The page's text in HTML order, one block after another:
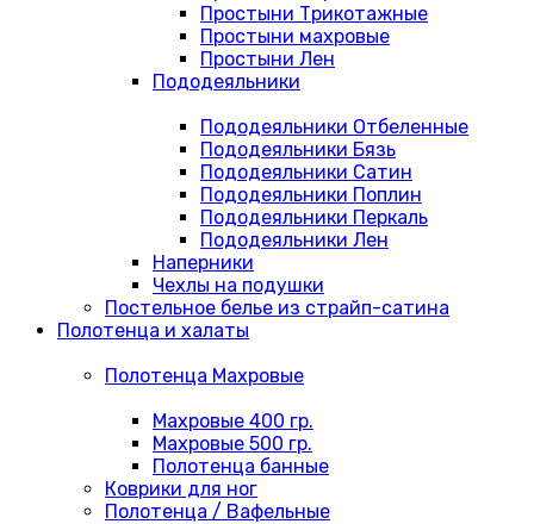
Простыни Трикотажные
Простыни махровые
Простыни Лен
Пододеяльники
Пододеяльники Отбеленные
Пододеяльники Бязь
Пододеяльники Сатин
Пододеяльники Поплин
Пододеяльники Перкаль
Пододеяльники Лен
Наперники
Чехлы на подушки
Постельное белье из страйп-сатина
Полотенца и халаты
Полотенца Махровые
Махровые 400 гр.
Махровые 500 гр.
Полотенца банные
Коврики для ног
Полотенца / Вафельные